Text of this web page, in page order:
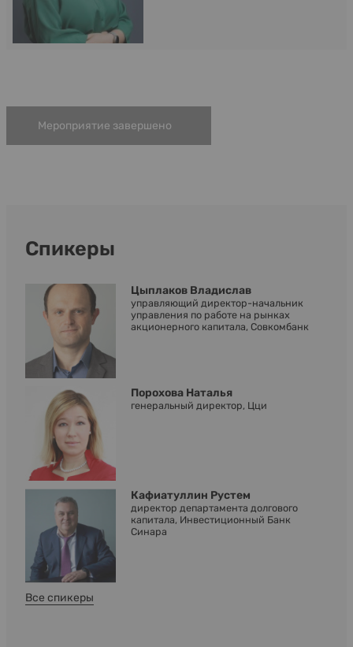
Мероприятие завершено
Спикеры
Цыплаков Владислав
управляющий директор-начальник
управления по работе на рынках
акционерного капитала, Совкомбанк
Порохова Наталья
генеральный директор, Цци
Кафиатуллин Рустем
директор департамента долгового
капитала, Инвестиционный Банк
Синара
Все спикеры